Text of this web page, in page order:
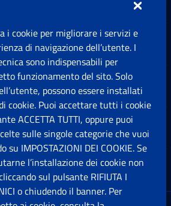
i cookie per migliorare i servizi e
di navigazione dell’utente. I
sono indispensabili per
funzionamento del sito. Solo
possono essere installati
cookie. Puoi accettare tutti i cookie
ACCETTA TUTTI, oppure puoi
sulle singole categorie che vuoi
su IMPOSTAZIONI DEI COOKIE. Se
l’installazione dei cookie non
sul pulsante RIFIUTA I
o chiudendo il banner. Per